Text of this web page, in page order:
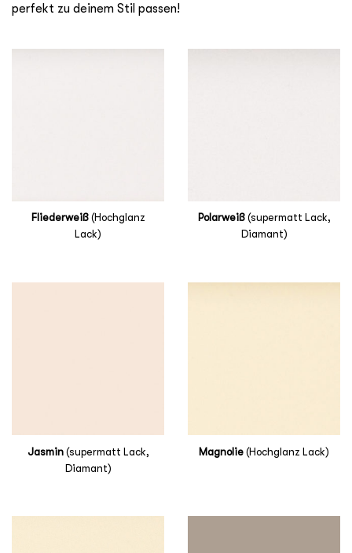
perfekt zu deinem Stil passen!
Fliederweiß(Hochglanz
Lack)
Polarweiß(supermatt Lack,
Diamant)
Jasmin(supermatt Lack,
Diamant)
Magnolie (Hochglanz Lack)